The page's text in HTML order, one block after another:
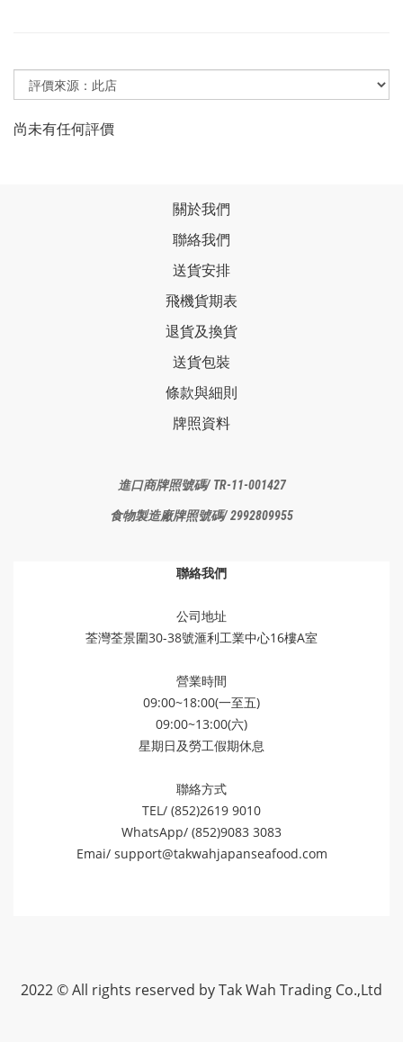
尚未有任何評價
關於我們
聯絡我們
送貨安排
飛機貨期表
退貨及換貨
送貨包裝
條款與細則
牌照資料
進口商牌照號碼/ TR-11-001427
食物製造廠牌照號碼/ 2992809955
聯絡我們
公司地址
荃灣荃景圍30-38號滙利工業中心16樓A室
營業時間
09:00~18:00(一至五)
09:00~13:00(六)
星期日及勞工假期休息
聯絡方式
TEL/ (852)2619 9010
WhatsApp/ (852)9083 3083
Emai/ support@takwahjapanseafood.com
2022 © All rights reserved by Tak Wah Trading Co.,Ltd